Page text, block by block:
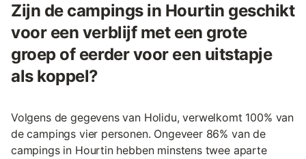
Zijn de campings in Hourtin geschikt
voor een verblijf met een grote
groep of eerder voor een uitstapje
als koppel?
Volgens de gegevens van Holidu, verwelkomt 100% van
de campings vier personen. Ongeveer 86% van de
campings in Hourtin hebben minstens twee aparte